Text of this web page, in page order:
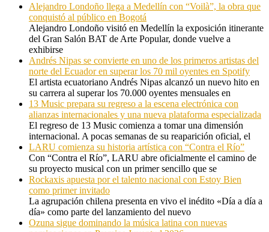
Alejandro Londoño llega a Medellín con “Voilà”, la obra que
conquistó al público en Bogotá
Alejandro Londoño visitó en Medellín la exposición itinerante
del Gran Salón BAT de Arte Popular, donde vuelve a
exhibirse
Andrés Nipas se convierte en uno de los primeros artistas del
norte del Ecuador en superar los 70 mil oyentes en Spotify
El artista ecuatoriano Andrés Nipas alcanzó un nuevo hito en
su carrera al superar los 70.000 oyentes mensuales en
13 Music prepara su regreso a la escena electrónica con
alianzas internacionales y una nueva plataforma especializada
El regreso de 13 Music comienza a tomar una dimensión
internacional. A pocas semanas de su reaparición oficial, el
LARU comienza su historia artística con “Contra el Río”
Con “Contra el Río”, LARU abre oficialmente el camino de
su proyecto musical con un primer sencillo que se
Rockaxis apuesta por el talento nacional con Estoy Bien
como primer invitado
La agrupación chilena presenta en vivo el inédito «Día a día a
día» como parte del lanzamiento del nuevo
Ozuna sigue dominando la música latina con nuevas